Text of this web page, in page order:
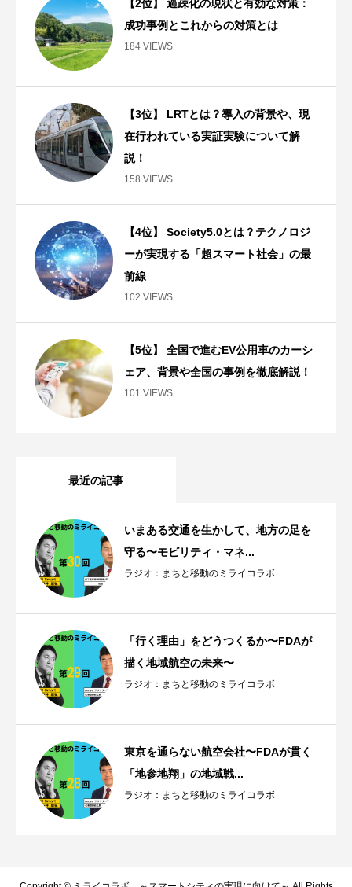
【2位】 過疎化の現状と有効な対策：
成功事例とこれからの対策とは
184 VIEWS
【3位】 LRTとは？導入の背景や、現
在行われている実証実験について解
説！
158 VIEWS
【4位】 Society5.0とは？テクノロジ
ーが実現する「超スマート社会」の最
前線
102 VIEWS
【5位】 全国で進むEV公用車のカーシ
ェア、背景や全国の事例を徹底解説！
101 VIEWS
最近の記事
いまある交通を生かして、地方の足を
守る〜モビリティ・マネ...
ラジオ：まちと移動のミライコラボ
「行く理由」をどうつくるか〜FDAが
描く地域航空の未来〜
ラジオ：まちと移動のミライコラボ
東京を通らない航空会社〜FDAが貫く
「地参地翔」の地域戦...
ラジオ：まちと移動のミライコラボ